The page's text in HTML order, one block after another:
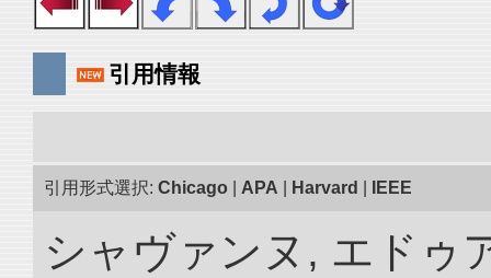
引用情報
引用形式選択: Chicago APA Harvard IEEE
シャヴァンヌ, エドゥ